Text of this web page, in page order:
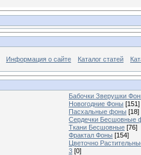
Информация о сайте Каталог статей
Бабочки Зверушки
Новогодние Фоны [151]
Пасхальные фоны [18]
Сердечки Бесшовные
Ткани Бесшовные [76]
Фрактал Фоны [154]
Цветочно
3 [0]